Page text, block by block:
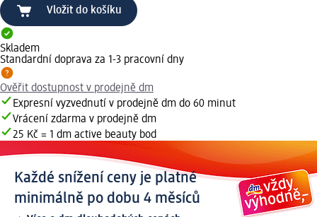
Vložit do košíku
Skladem
Standardní doprava za 1-3 pracovní dny
Ověřit dostupnost v prodejně dm
Expresní vyzvednutí v prodejně dm do 60 minut
Vrácení zdarma v prodejně dm
25 Kč = 1 dm active beauty bod
Každé snížení ceny je platné
minimálně po dobu 4 měsíců